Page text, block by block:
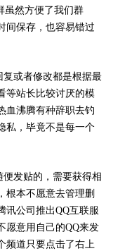
虽然方便了我们群
间保存，也容易错过
或者修改都是根据最
等站长比较讨厌的模
血沸腾有种辞职去钓
私，毕竟不是每一个
发贴的，需要获得相
根本不愿意去管理删
讯公司推出QQ互联服
愿意用自己的QQ来发
频道只要点击了右上